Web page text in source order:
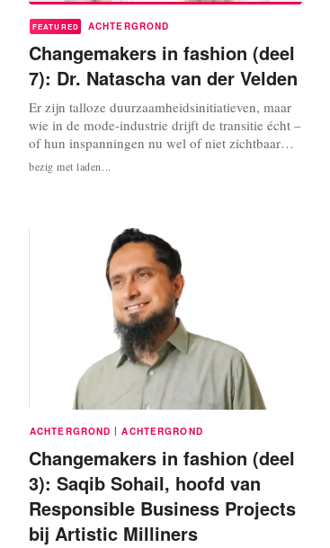
FEATURED ACHTERGROND
Changemakers in fashion (deel
7): Dr. Natascha van der Velden
Er zijn talloze duurzaamheidsinitiatieven, maar
wie in de mode-industrie drijft de transitie écht –
of hun inspanningen nu wel of niet zichtbaar
zijn voor het grote publiek? We interviewen
changemakers, consultants,
aflevering 7: Dr. ir.Natascha van der...
bezig met laden...
ACHTERGROND | ACHTERGROND
Changemakers in fashion (deel
3): Saqib Sohail, hoofd van
Responsible Business Projects
bij Artistic Milliners